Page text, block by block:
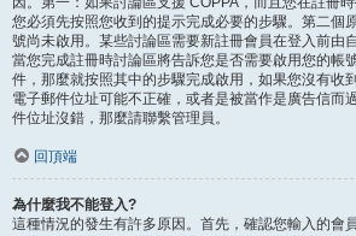
您必須先按照您收到的提示完成必要的步驟。第二個
號尚未啟用。某些討論區需要新註冊會員在登入前由
當您完成註冊時討論區將告訴您是否需要啟用您的帳
件，那麼就按照其中的步驟完成啟用，如果您沒有收
電子郵件位址可能不正確，或者是被當作是廣告信而
件位址沒錯，那麼請聯繫管理員。
回頂端
為什麼我不能登入?
這種情況的發生有許多原因。首先，確認您輸入的會